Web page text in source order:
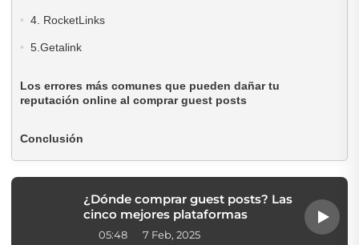
4. RocketLinks
5.Getalink
Los errores más comunes que pueden dañar tu
reputación online al comprar guest posts
Conclusión
¿Dónde comprar guest posts? Las
cinco mejores plataformas
05:48 7 Feb, 2025